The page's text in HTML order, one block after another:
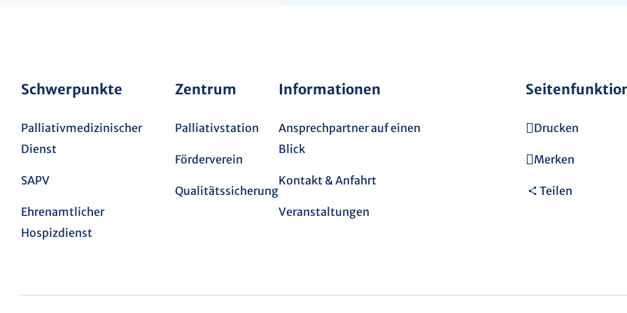
Schwerpunkte
Palliativmedizinischer
Dienst
SAPV
Ehrenamtlicher
Hospizdienst
Zentrum
Palliativstation
Förderverein
Qualitätssicherung
Informationen
Ansprechpartner auf einen
Blick
Kontakt & Anfahrt
Veranstaltungen
Drucken
Merken
Teilen